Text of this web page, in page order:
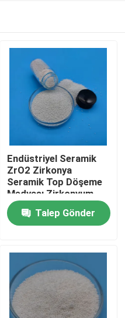
Endüstriyel Seramik
ZrO2 Zirkonya
Seramik Top Döşeme
Medyası Zirkonyum
Silikat Boncukları
Talep Gönder